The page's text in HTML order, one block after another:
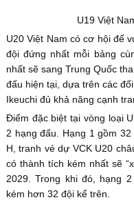
U19 Việt
U20 Việt Nam có cơ hội để
đội đứng nhất mỗi bảng
nhất sẽ sang Trung Quốc
đấu hiện tại, dựa trên các
Ikeuchi đủ khả năng cạnh
Điểm đặc biệt tại vòng loại
2 hạng đấu. Hạng 1 gồm
H, tranh vé dự VCK U20
có thành tích kém nhất sẽ
2029. Trong khi đó, hạng
kém hơn 32 đội kể trên.